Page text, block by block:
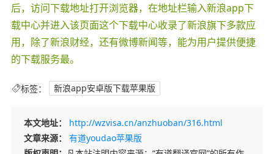
后，访问下载地址打开浏览器，在地址栏输入新浪app下
载中心并进入该页面这个下载中心收录了新浪旗下多款应
用，除了新浪财经，还有微博新闻等，能为用户提供便捷
的下载服务最。
标签： 新浪app安卓版下载苹果版
本文地址：
http://wzvisa.cn/anzhuoban/316.html
文章来源：
有道youdao苹果版